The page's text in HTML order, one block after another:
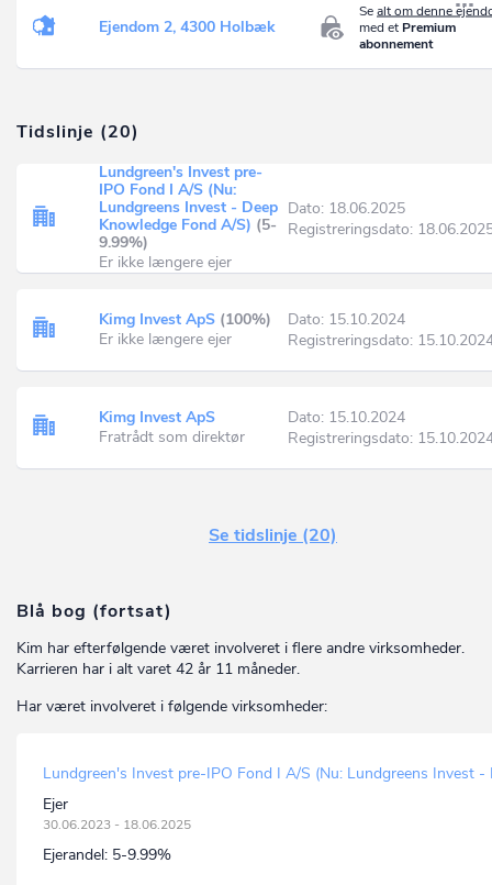
Sealt om denne
med et Premium
abonnement
Ejendom 2, 4300 Holbæk
Tidslinje (20)
Lundgreen's Invest pre-
IPO Fond I A/S (Nu:
Lundgreens Invest - Deep
Knowledge Fond A/S) (5-
9.99%)
Er ikke længere ejer
Dato: 18.06.2025
Registreringsdato:
Kimg Invest ApS (100%)
Er ikke længere ejer
Dato: 15.10.2024
Registreringsdato:
Kimg Invest ApS
Fratrådt som direktør
Dato: 15.10.2024
Registreringsdato:
Se tidslinje (20)
Blå bog (fortsat)
Kim har efterfølgende været involveret i flere andre virksomheder.
Karrieren har i alt varet 42 år 11 måneder.
Har været involveret i følgende virksomheder:
Lundgreen's Invest pre-IPO Fond I A/S (Nu: Lundgreens Invest -
Ejer
30.06.2023 - 18.06.2025
Ejerandel: 5-9.99%